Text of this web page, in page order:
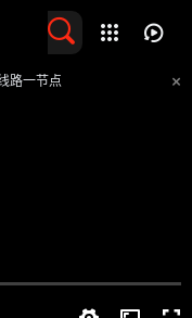
路一节点